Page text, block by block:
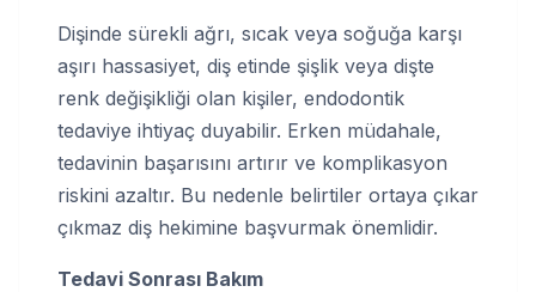
Dişinde sürekli ağrı, sıcak veya soğuğa karşı
aşırı hassasiyet, diş etinde şişlik veya dişte
renk değişikliği olan kişiler, endodontik
tedaviye ihtiyaç duyabilir. Erken müdahale,
tedavinin başarısını artırır ve komplikasyon
riskini azaltır. Bu nedenle belirtiler ortaya çıkar
çıkmaz diş hekimine başvurmak önemlidir.
Tedavi Sonrası Bakım